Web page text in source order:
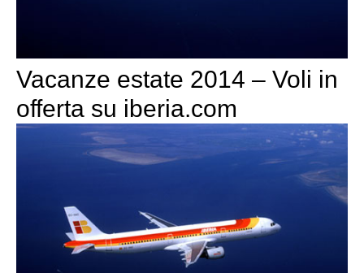
Vacanze estate 2014 – Voli in
offerta su iberia.com